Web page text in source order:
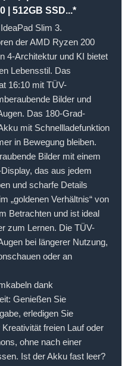
| 512GB SSD...*
Slim 3.
der AMD Ryzen 200
4-Architektur und KI bietet
Lebensstil. Das
16:10 mit TÜV-
Bilder und
Das 180-Grad-
mit Schnellladefunktion
in Bewegung bleiben.
Bilder mit einem
das aus jedem
und scharfe Details
„goldenen Verhältnis“ von
Betrachten und ist ideal
zum Lernen. Die TÜV-
bei längerer Nutzung,
oder an
dank
Genießen Sie
erledigen Sie
freien Lauf oder
ohne nach einer
Ist der Akku fast leer?